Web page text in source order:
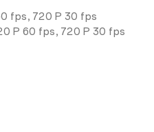
fps, 720 P 30 fps
P 60 fps, 720 P 30 fps